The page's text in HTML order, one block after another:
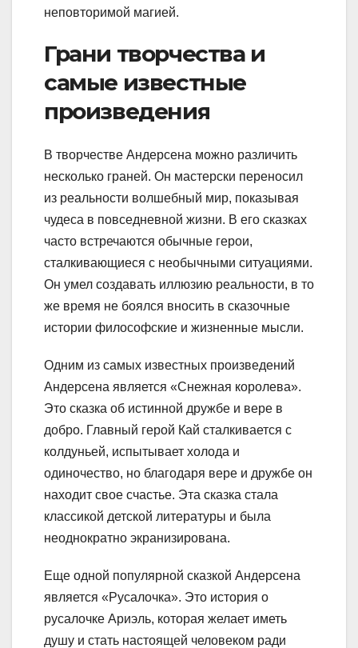
неповторимой магией.
Грани творчества и
самые известные
произведения
В творчестве Андерсена можно различить
несколько граней. Он мастерски переносил
из реальности волшебный мир, показывая
чудеса в повседневной жизни. В его сказках
часто встречаются обычные герои,
сталкивающиеся с необычными ситуациями.
Он умел создавать иллюзию реальности, в то
же время не боялся вносить в сказочные
истории философские и жизненные мысли.
Одним из самых известных произведений
Андерсена является «Снежная королева».
Это сказка об истинной дружбе и вере в
добро. Главный герой Кай сталкивается с
колдуньей, испытывает холода и
одиночество, но благодаря вере и дружбе он
находит свое счастье. Эта сказка стала
классикой детской литературы и была
неоднократно экранизирована.
Еще одной популярной сказкой Андерсена
является «Русалочка». Это история о
русалочке Ариэль, которая желает иметь
душу и стать настоящей человеком ради